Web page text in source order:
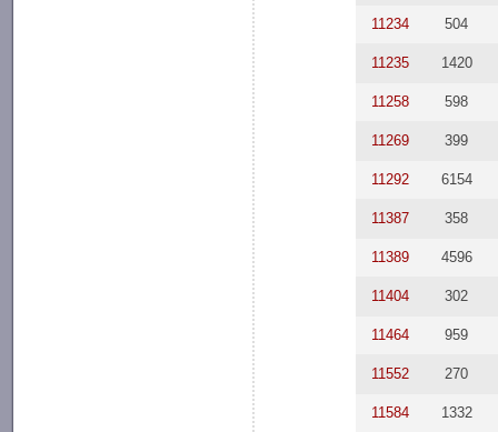
11234 504
11235 1420
11258 598
11269 399
11292 6154
11387 358
11389 4596
11404 302
11464 959
11552 270
11584 1332